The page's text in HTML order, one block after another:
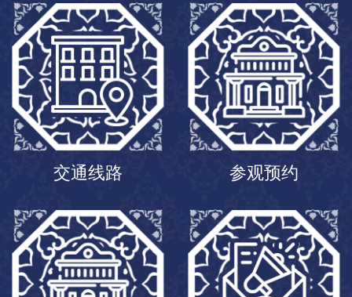
交通线路 参观预约